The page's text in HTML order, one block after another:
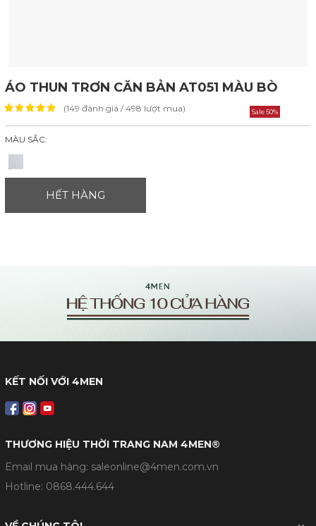
ÁO THUN TRƠN CĂN BẢN AT051 MÀU BÒ
Sale 50%
(149 đánh giá / 498 lượt mua)
MÀU SẮC:
HẾT HÀNG
KẾT NỐI VỚI 4MEN
THƯƠNG HIỆU THỜI TRANG NAM 4MEN®
Email mua hàng: saleonline@4men.com.vn
Hotline: 0868.444.644